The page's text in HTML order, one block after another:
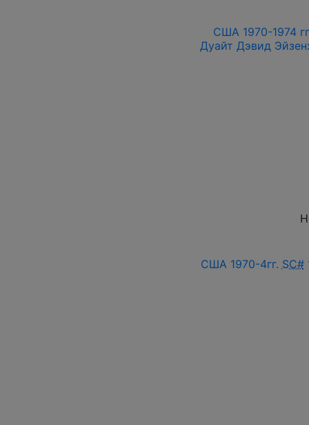
США 1970-1974
Дуайт Дэвид
США 1970-4гг. SC#